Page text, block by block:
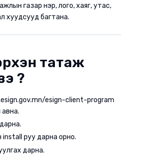
тохиргоо
газар нэр, лого, хаяг, утас,
хуудсууд багтана.
татаж
?
esign-client-program
install руу дарна орно.
дарна.